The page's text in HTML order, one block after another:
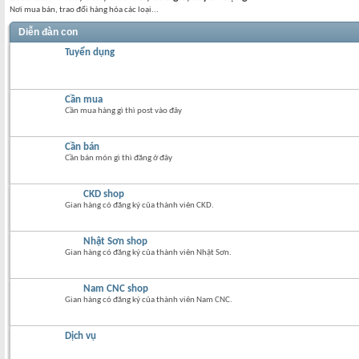
Nơi mua bán, trao đổi hàng hóa các loại...
Diễn đàn con
Tuyển dụng
Cần mua
Cần mua hàng gì thì post vào đây
Cần bán
Cần bán món gì thì đăng ở đây
CKD shop
Gian hàng có đăng ký của thành viên CKD.
Nhật Sơn shop
Gian hàng có đăng ký của thành viên Nhật Sơn.
Nam CNC shop
Gian hàng có đăng ký của thành viên Nam CNC.
Dịch vụ